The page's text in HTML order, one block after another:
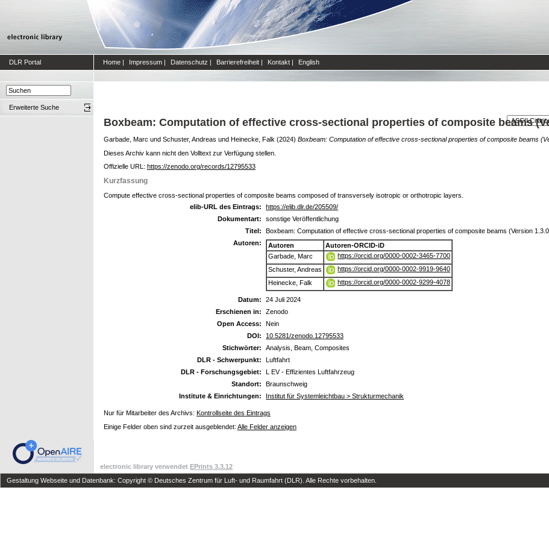
DLR Portal Home | Impressum | Datenschutz | Barrierefreiheit | Kontakt | English
Erweiterte Suche
Boxbeam: Computation of effective cross-sectional properties of composite beams
Garbade, Marc und Schuster, Andreas und Heinecke, Falk (2024) Boxbeam: Computation of effective cross-sectional properties of composite beams
Dieses Archiv kann nicht den Volltext zur Verfügung stellen.
Offizielle URL: https://zenodo.org/records/12795533
Kurzfassung
Compute effective cross-sectional properties of composite beams composed of transversely isotropic or orthotropic layers.
elib-URL des Eintrags:
https://elib.dlr.de/205509/
Dokumentart:
sonstige Veröffentlichung
Titel:
Boxbeam: Computation of effective cross-sectional properties of composite beams (Version
Autoren:
Autoren
Autoren-ORCID-iD
Garbade, Marc
https://orcid.org/0000-0002-3465-7700
Schuster, Andreas
https://orcid.org/0000-0002-9919-9640
Heinecke, Falk
https://orcid.org/0000-0002-9299-4078
Datum:
24 Juli 2024
Erschienen in:
Zenodo
Open Access:
Nein
DOI:
10.5281/zenodo.12795533
Stichwörter:
Analysis, Beam, Composites
DLR - Schwerpunkt:
Luftfahrt
DLR - Forschungsgebiet:
L EV - Effizientes Luftfahrzeug
Standort:
Braunschweig
Institute & Einrichtungen:
Institut für Systemleichtbau > Strukturmechanik
Nur für Mitarbeiter des Archivs: Kontrollseite des Eintrags
Einige Felder oben sind zurzeit ausgeblendet: Alle Felder anzeigen
electronic library verwendet EPrints 3.3.12
Gestaltung Webseite und Datenbank: Copyright © Deutsches Zentrum für Luft- und Raumfahrt (DLR). Alle Rechte vorbehalten.